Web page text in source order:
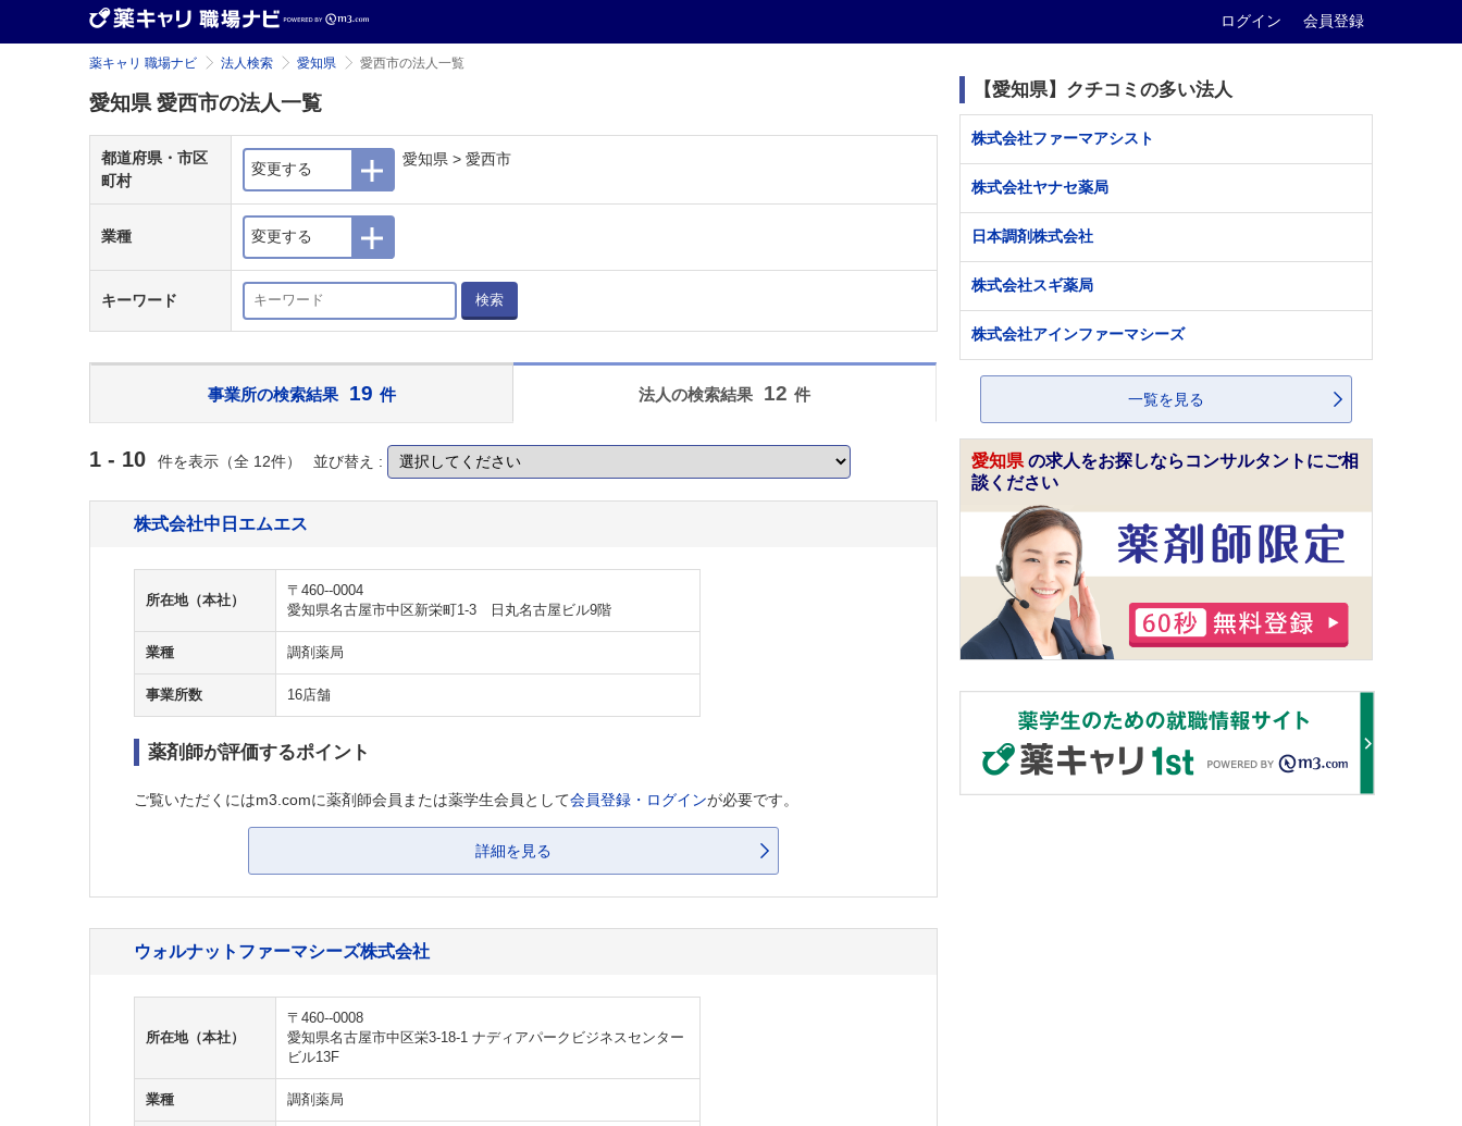
ログイン 会員登録
薬キャリ 職場ナビ 法人検索 愛知県 愛西市の法人一覧
愛知県 愛西市の法人一覧
都道府県・市区
町村
変更する
愛知県 > 愛西市
業種 変更する
キーワード 検索
事業所の検索結果 19 件 法人の検索結果 12 件
1 - 10 件を表示（全 12件） 並び替え :
株式会社中日エムエス
所在地（本社）
〒460--0004
愛知県名古屋市中区新栄町1-3 日丸名古屋ビル9階
業種 調剤薬局
事業所数 16店舗
薬剤師が評価するポイント
ご覧いただくにはm3.comに薬剤師会員または薬学生会員として会員登録・ログインが必要です。
詳細を見る
ウォルナットファーマシーズ株式会社
所在地（本社）
〒460--0008
愛知県名古屋市中区栄3-18-1 ナディアパークビジネスセンター
ビル13F
業種 調剤薬局
【愛知県】クチコミの多い法人
株式会社ファーマアシスト
株式会社ヤナセ薬局
日本調剤株式会社
株式会社スギ薬局
株式会社アインファーマシーズ
一覧を見る
愛知県 の求人をお探しならコンサルタントにご相
談ください